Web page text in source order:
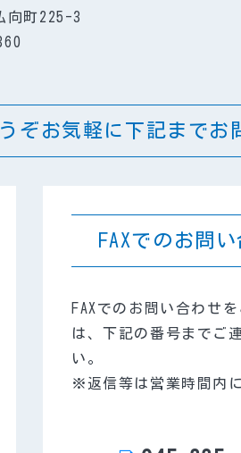
向町225-3
ぞお気軽に下記までお
FAXでのお問
FAXでのお問い合わせ
は、下記の番号までご
い。
※返信等は営業時間内